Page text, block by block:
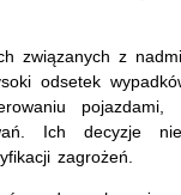
związanych z
odsetek
Ich decyzje
zagrożeń.